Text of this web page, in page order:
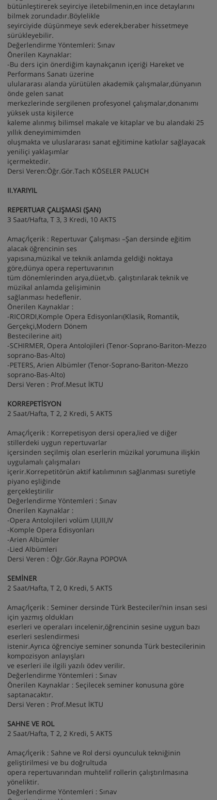
bütünleştirerek seyirciye iletebilmenin,en ince detaylarını
bilmek zorundadır.Böylelikle
seyirciyide düşünmeye sevk ederek,beraber hissetmeye
sürükleyebilir.
Değerlendirme Yöntemleri: Sınav
Önerilen Kaynaklar:
-Bu ders için önerdiğim kaynakçanın içeriği Hareket ve
Performans Sanatı üzerine
ululararası alanda yürütülen akademik çalışmalar,dünyanın
önde gelen sanat
merkezlerinde sergilenen profesyonel çalışmalar,donanımı
yüksek usta kişilerce
kaleme alınmış bilimsel makale ve kitaplar ve bu alandaki 25
yıllık deneyimimimden
oluşmakta ve uluslararası sanat eğitimine katkılar sağlayacak
yeniliçi yaklaşımlar
içermektedir.
Dersi Veren:Öğr.Gör.Tach KÖSELER PALUCH
II.YARIYIL
REPERTUAR ÇALIŞMASI (ŞAN)
3 Saat/Hafta, T 3, 3 Kredi, 10 AKTS
Amaç/İçerik : Repertuvar Çalışması –Şan dersinde eğitim
alacak öğrencinin ses
yapısına,müzikal ve teknik anlamda geldiği noktaya
göre,dünya opera repertuvarının
tüm dönemlerinden arya,düet,vb. çalıştırılarak teknik ve
müzikal anlamda gelişiminin
sağlanması hedeflenir.
Önerilen Kaynaklar :
-RICORDI,Komple Opera Edisyonları(Klasik, Romantik,
Gerçekçi,Modern Dönem
Bestecilerine ait)
-SCHIRMER, Opera Antolojileri (Tenor-Soprano-Bariton-Mezzo
soprano-Bas-Alto)
-PETERS, Arien Albümler (Tenor-Soprano-Bariton-Mezzo
soprano-Bas-Alto)
Dersi Veren : Prof.Mesut İKTU
KORREPETİSYON
2 Saat/Hafta, T 2, 2 Kredi, 5 AKTS
Amaç/İçerik : Korrepetisyon dersi opera,lied ve diğer
stillerdeki uygun repertuvarlar
içersinden seçilmiş olan eserlerin müzikal yorumuna ilişkin
uygulamalı çalışmaları
içerir.Korrepetitörün aktif katılımının sağlanması suretiyle
piyano eşliğinde
gerçekleştirilir
Değerlendirme Yöntemleri : Sınav
Önerilen Kaynaklar :
-Opera Antolojileri volüm I,II,III,IV
-Komple Opera Edisyonları
-Arien Albümler
-Lied Albümleri
Dersi Veren : Öğr.Gör.Rayna POPOVA
SEMİNER
2 Saat/Hafta, T 2, 0 Kredi, 5 AKTS
Amaç/İçerik : Seminer dersinde Türk Bestecileri’nin insan sesi
için yazmış oldukları
eserleri ve operaları incelenir,öğrencinin sesine uygun bazı
eserleri seslendirmesi
istenir.Ayrıca öğrenciye seminer sonunda Türk bestecilerinin
kompozisyon anlayışları
ve eserleri ile ilgili yazılı ödev verilir.
Değerlendirme Yöntemleri : Sınav
Önerilen Kaynaklar : Seçilecek seminer konusuna göre
saptanacaktır.
Dersi Veren : Prof.Mesut İKTU
SAHNE VE ROL
2 Saat/Hafta, T 2, 2 Kredi, 5 AKTS
Amaç/İçerik : Sahne ve Rol dersi oyunculuk tekniğinin
geliştirilmesi ve bu doğrultuda
opera repertuvarından muhtelif rollerin çalıştırılmasına
yöneliktir.
Değerlendirme Yöntemleri : Sınav